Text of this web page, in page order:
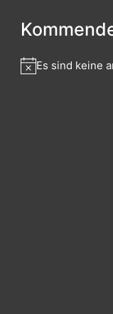
Es sind keine